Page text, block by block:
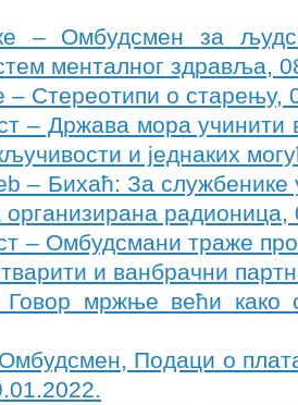
– Омбудсмен за
менталног здравља,
Стереотипи о старењу,
– Држава мора учинити
и једнаких
– Бихаћ: За службенике
организирана
– Омбудсмани траже
и ванбрачни
мржње већи како
Подаци о